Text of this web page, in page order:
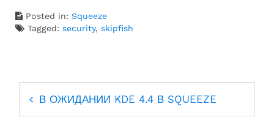
Posted in: Squeeze
Tagged: security, skipfish
В ОЖИДАНИИ KDE 4.4 В SQUEEZE